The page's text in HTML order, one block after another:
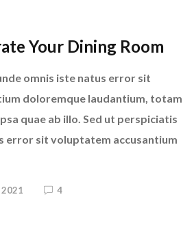
Your Dining Room
omnis iste natus error sit
doloremque laudantium, totam
quae ab illo. Sed ut perspiciatis
error sit voluptatem accusantium
2021 4